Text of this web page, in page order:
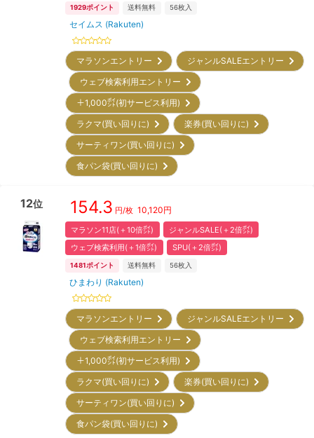
1929ポイント 送料無料 56枚入
セイムス (Rakuten)
マラソンエントリー
ジャンルSALEエントリー
ウェブ検索利用エントリー
＋1,000㌽(初サービス利用)
ラクマ(買い回りに)
楽券(買い回りに)
サーティワン(買い回りに)
食パン袋(買い回りに)
12位 154.3 円/枚 10,120円
マラソン11店(＋10倍㌽)
ジャンルSALE(＋2倍㌽)
ウェブ検索利用(＋1倍㌽)
SPU(＋2倍㌽)
1481ポイント 送料無料 56枚入
ひまわり (Rakuten)
マラソンエントリー
ジャンルSALEエントリー
ウェブ検索利用エントリー
＋1,000㌽(初サービス利用)
ラクマ(買い回りに)
楽券(買い回りに)
サーティワン(買い回りに)
食パン袋(買い回りに)